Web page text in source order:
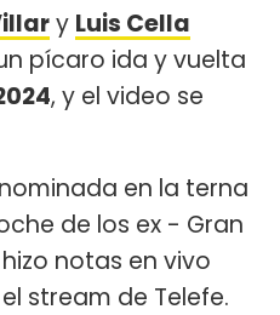
y Luis Cella
pícaro ida y vuelta
, y el video se
en la terna
de los ex - Gran
notas en vivo
stream de Telefe.